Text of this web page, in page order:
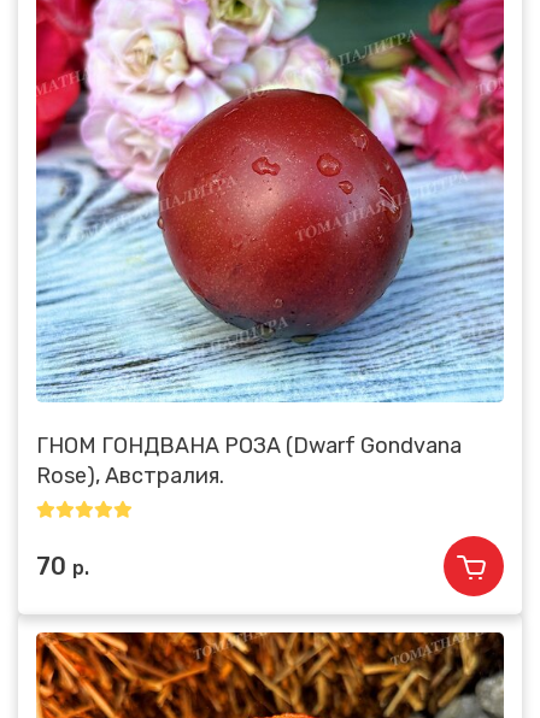
ГНОМ ГОНДВАНА РОЗА (Dwarf Gondvana
Rose), Австралия.
70 р.